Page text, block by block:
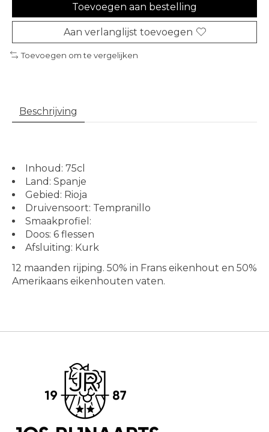
Toevoegen aan bestelling
Aan verlanglijst toevoegen
Toevoegen om te vergelijken
Beschrijving
Inhoud: 75cl
Land: Spanje
Gebied: Rioja
Druivensoort: Tempranillo
Smaakprofiel:
Doos: 6 flessen
Afsluiting: Kurk
12 maanden rijping. 50% in Frans eikenhout en 50%
Amerikaans eikenhouten vaten.